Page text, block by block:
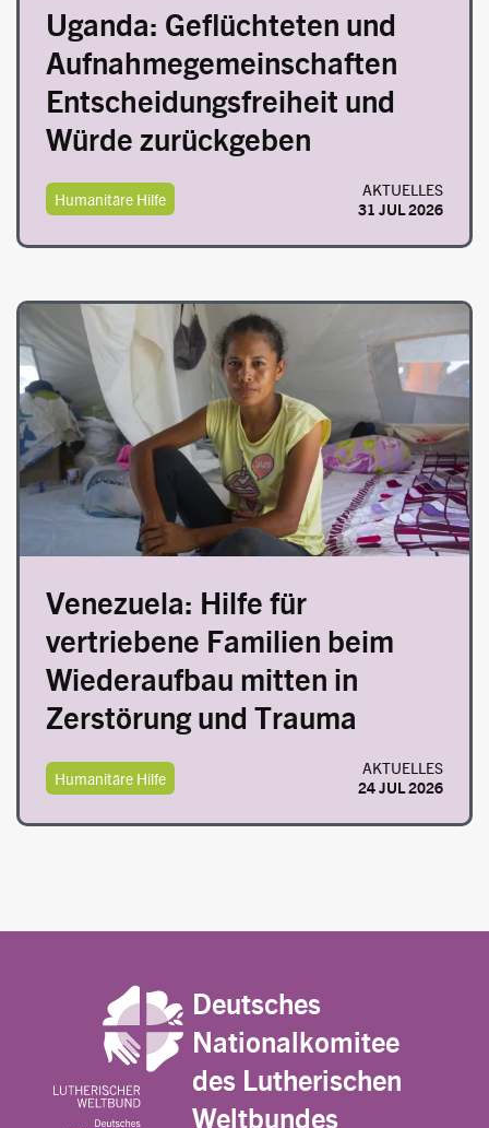
Uganda: Geflüchteten und
Aufnahmegemeinschaften
Entscheidungsfreiheit und
Würde zurückgeben
Humanitäre Hilfe
AKTUELLES
31 JUL 2026
Image
Venezuela: Hilfe für
vertriebene Familien beim
Wiederaufbau mitten in
Zerstörung und Trauma
Humanitäre Hilfe
AKTUELLES
24 JUL 2026
Deutsches
Nationalkomitee
des Lutherischen
Weltbundes